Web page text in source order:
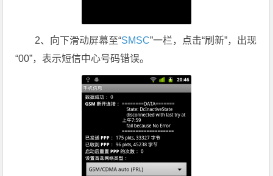
2、向下滑动屏幕至“SMSC”一栏，点击“刷新”，出现
“00”，表示短信中心号码错误。